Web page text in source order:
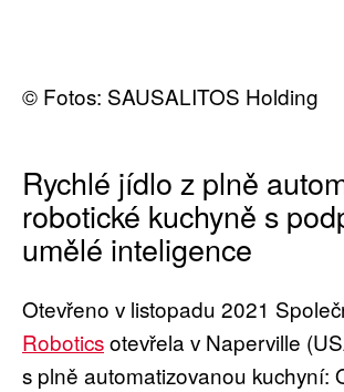
© Fotos: SAUSALITOS Holding
Rychlé jídlo z plně
robotické kuchyně s
umělé inteligence
Otevřeno v listopadu 2021
Roboticsotevřela v Naperville
s plně automatizovanou kuchyní: